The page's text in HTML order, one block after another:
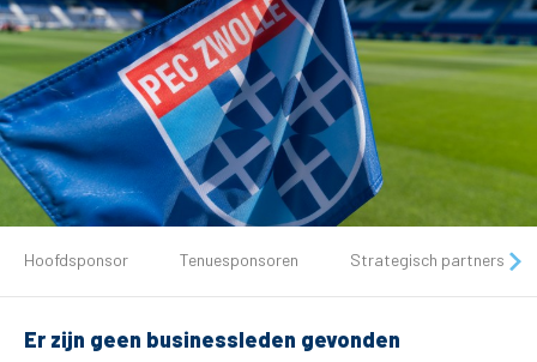
Tickets
Matchdays
Hoofdsponsor Tenuesponsoren Strategisch partners
Er zijn geen businessleden gevonden